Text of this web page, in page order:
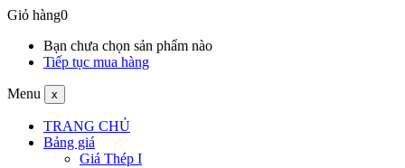
Giỏ hàng0
Bạn chưa chọn sản phẩm nào
Tiếp tục mua hàng
Menu x
TRANG CHỦ
Bảng giá
Giá Thép I